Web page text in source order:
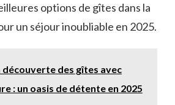
options de gîtes dans la
un séjour inoubliable en 2025.
découverte des gîtes avec
: un oasis de détente en 2025